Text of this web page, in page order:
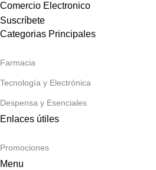
Comercio Electronico
Suscríbete
Categorias Principales
Farmacia
Tecnología y Electrónica
Despensa y Esenciales
Enlaces útiles
Promociones
Menu